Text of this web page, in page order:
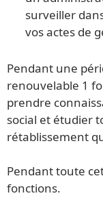
surveiller
vos actes de
Pendant une
renouvelable 1
prendre
social et étudier
rétablissement
Pendant toute
fonctions.